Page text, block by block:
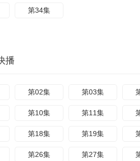
第34集
播
第02集 第03集
第10集 第11集
第18集 第19集
第26集 第27集